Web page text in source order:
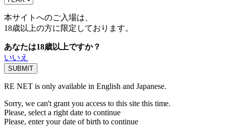
本サイトへのご入場は、
18歳以上の方に限定しております。
あなたは18歳以上ですか？
いいえ
RE NET is only available in English and Japanese.
Sorry, we can't grant you access to this site this time.
Please, select a right date to continue
Please, enter your date of birth to continue